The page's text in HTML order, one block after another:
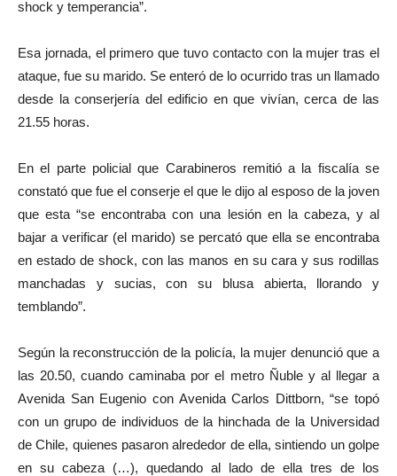
shock y temperancia”.
Esa jornada, el primero que tuvo contacto con la mujer tras el
ataque, fue su marido. Se enteró de lo ocurrido tras un llamado
desde la conserjería del edificio en que vivían, cerca de las
21.55 horas.
En el parte policial que Carabineros remitió a la fiscalía se
constató que fue el conserje el que le dijo al esposo de la joven
que esta “se encontraba con una lesión en la cabeza, y al
bajar a verificar (el marido) se percató que ella se encontraba
en estado de shock, con las manos en su cara y sus rodillas
manchadas y sucias, con su blusa abierta, llorando y
temblando”.
Según la reconstrucción de la policía, la mujer denunció que a
las 20.50, cuando caminaba por el metro Ñuble y al llegar a
Avenida San Eugenio con Avenida Carlos Dittborn, “se topó
con un grupo de individuos de la hinchada de la Universidad
de Chile, quienes pasaron alrededor de ella, sintiendo un golpe
en su cabeza (…), quedando al lado de ella tres de los